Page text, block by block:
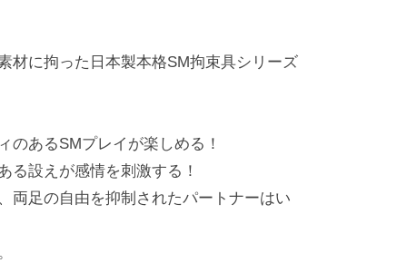
材に拘った日本製本格SM拘束具シリーズ
のあるSMプレイが楽しめる！
る設えが感情を刺激する！
両足の自由を抑制されたパートナーはい